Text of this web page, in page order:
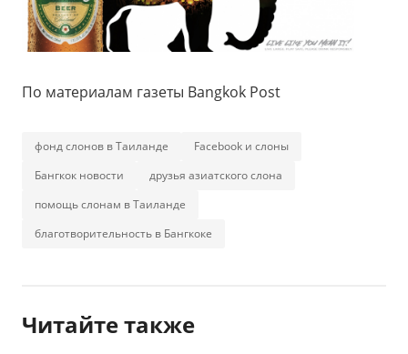
По материалам газеты Bangkok Post
фонд слонов в Таиланде
Facebook и слоны
Бангкок новости
друзья азиатского слона
помощь слонам в Таиланде
благотворительность в Бангкоке
Читайте также